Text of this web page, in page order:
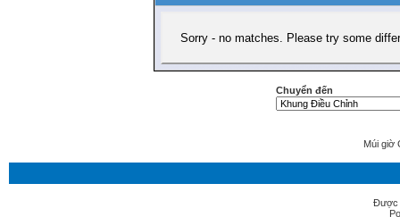
Sorry - no matches. Please try some
Chuyển đến
Múi giờ
Được